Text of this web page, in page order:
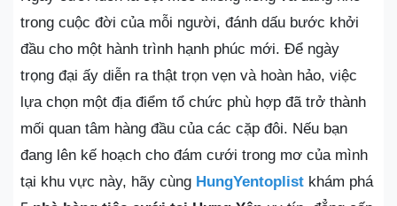
trong cuộc đời của mỗi người, đánh dấu bước khởi
đầu cho một hành trình hạnh phúc mới. Để ngày
trọng đại ấy diễn ra thật trọn vẹn và hoàn hảo, việc
lựa chọn một địa điểm tổ chức phù hợp đã trở thành
mối quan tâm hàng đầu của các cặp đôi. Nếu bạn
đang lên kế hoạch cho đám cưới trong mơ của mình
tại khu vực này, hãy cùng HungYentoplist khám phá